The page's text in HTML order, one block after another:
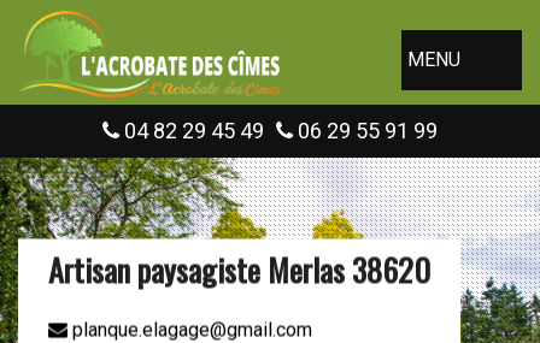
MENU
04 82 29 45 49 06 29 55 91 99
Artisan paysagiste Merlas 38620
planque.elagage@gmail.com